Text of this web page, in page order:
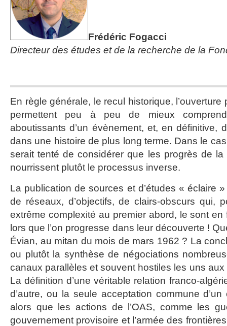
Frédéric Fogacci
Directeur des études et de la recherche de la
En règle générale, le recul historique,
permettent peu à peu de mieux
aboutissants d’un évènement, et, en définitive,
dans une histoire de plus long terme. Dans le
serait tenté de considérer que les progrès de la
nourrissent plutôt le processus inverse.
La publication de sources et d’études « éclaire
de réseaux, d’objectifs, de clairs-obscurs qui,
extrême complexité au premier abord, le sont
lors que l’on progresse dans leur découverte !
Évian, au mitan du mois de mars 1962 ? La
ou plutôt la synthèse de négociations
canaux parallèles et souvent hostiles les uns
La définition d’une véritable relation franco-
d’autre, ou la seule acceptation commune
alors que les actions de l’OAS, comme les
gouvernement provisoire et l’armée des